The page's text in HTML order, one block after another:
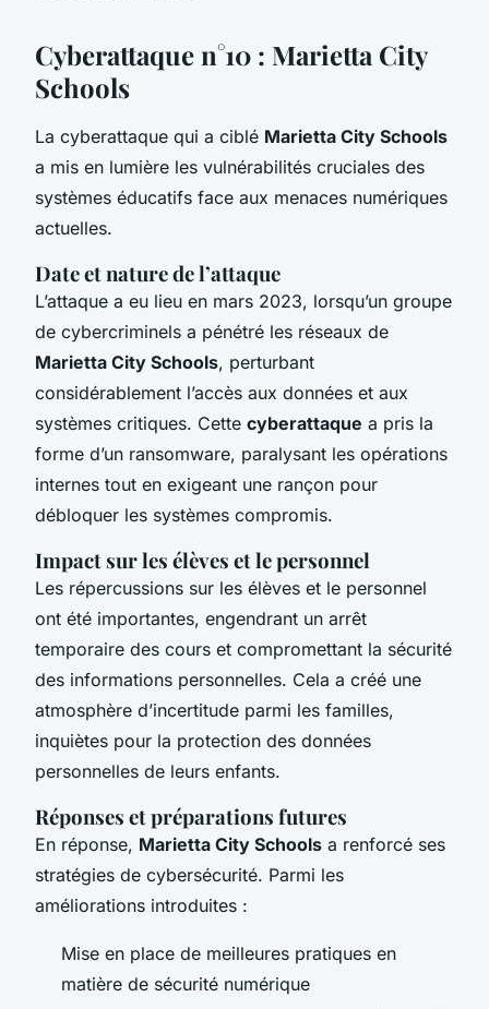
Cyberattaque n°10 : Marietta City
Schools
La cyberattaque qui a ciblé Marietta City Schools
a mis en lumière les vulnérabilités cruciales des
systèmes éducatifs face aux menaces numériques
actuelles.
Date et nature de l’attaque
L’attaque a eu lieu en mars 2023, lorsqu’un groupe
de cybercriminels a pénétré les réseaux de
Marietta City Schools, perturbant
considérablement l’accès aux données et aux
systèmes critiques. Cette cyberattaque a pris la
forme d’un ransomware, paralysant les opérations
internes tout en exigeant une rançon pour
débloquer les systèmes compromis.
Impact sur les élèves et le personnel
Les répercussions sur les élèves et le personnel
ont été importantes, engendrant un arrêt
temporaire des cours et compromettant la sécurité
des informations personnelles. Cela a créé une
atmosphère d’incertitude parmi les familles,
inquiètes pour la protection des données
personnelles de leurs enfants.
Réponses et préparations futures
En réponse, Marietta City Schools a renforcé ses
stratégies de cybersécurité. Parmi les
améliorations introduites :
Mise en place de meilleures pratiques en
matière de sécurité numérique